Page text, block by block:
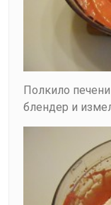
Полкило
блендер и